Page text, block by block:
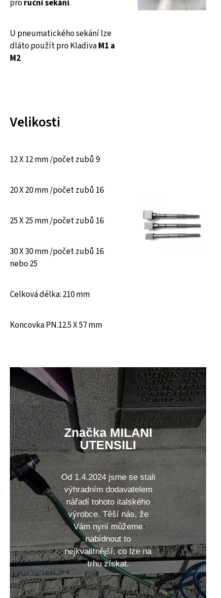
proruční sekání.
U pneumatického sekání lze
dláto použít pro KladivaM1 a
M2
Velikosti
12 X 12 mm /počet zubů 9
20 X 20 mm /počet zubů 16
25 X 25 mm /počet zubů 16
30 X 30 mm /počet zubů 16
nebo 25
Celková délka: 210 mm
Koncovka PN.12.5 X 57 mm
Značka MILANI
UTENSILI
Od 1.4.2024 jsme se stali
výhradním dodavatelem
nářadí tohoto italského
výrobce. Těší nás, že
Vám nyní můžeme
nabídnout to
nejkvalitnější, co lze na
trhu získat.